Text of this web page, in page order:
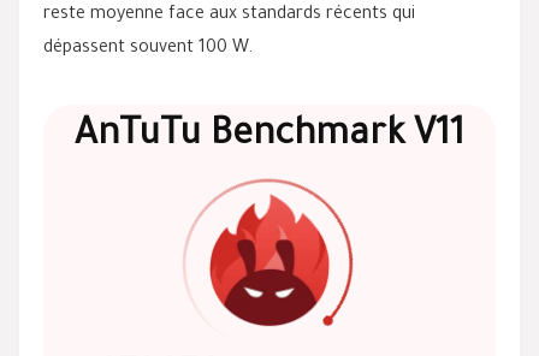
reste moyenne face aux standards récents qui
dépassent souvent 100 W.
AnTuTu Benchmark V11